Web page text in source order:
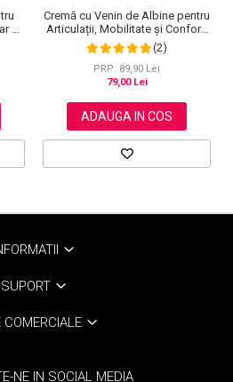
si
Cremă cu Venin de Albine pentru
Articulații, Mobilitate și Confort,
120 g
(2)
PRP: 89,90 Lei
79,00 Lei
ADAUGA IN COS
SUPORT
COMERCIALE
NE IN SOCIAL MEDIA